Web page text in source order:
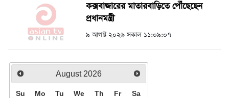
কক্সবাজারের মাতারবাড়িতে পৌঁছেছেন
প্রধানমন্ত্রী
৯ আগস্ট ২০২৬ সকাল ১১:০৯:০৭
August 2026
Su Mo Tu We Th Fr Sa